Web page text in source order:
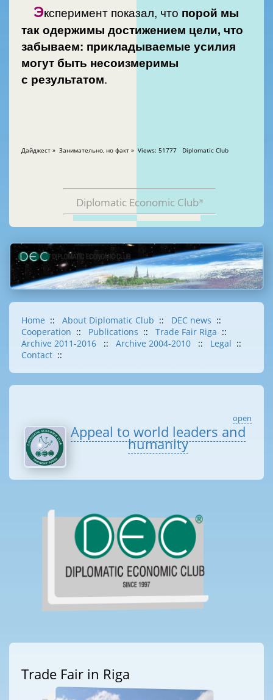
Эксперимент показал, что порой мы
так одержимы достижением цели, что
забываем: прикладываемые усилия
могут быть несоизмеримы
с результатом.
Дайджест » Занимательно, но факт » Views: 51777 Diplomatic Club
Diplomatic Economic Club®
Home :: About Diplomatic Club :: DEC news ::
Cooperation :: Publications :: Trade Fair Riga ::
Archive 2011-2016
:: Archive 2004-2010 :: Legal ::
Contact ::
open
Appeal to world leaders and
humanity
Trade Fair in Riga